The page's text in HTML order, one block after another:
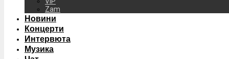
Zam
Новини
Концерти
Интервюта
Музика